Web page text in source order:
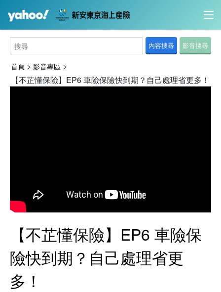
內容搜尋 影音搜尋
首頁 > 影音專區 >
【不芷懂保險】EP6 車險保險快到期？自己處理省更多！
【不芷懂保險】EP6 車險保
險快到期？自己處理省更
多！